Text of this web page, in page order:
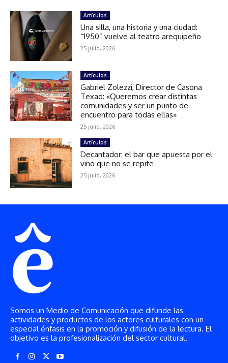
Somos un Medio de Comunicación que difunde las
actividades y productos de los actores culturales con un
especial énfasis en la promoción y difusión de la lectura. El
objetivo es la profesionalización del sector cultural.